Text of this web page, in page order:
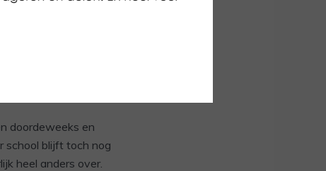
plan al
naar een
plaatjes ook een
doordeweeks en
school blijft toch nog
heel anders over.